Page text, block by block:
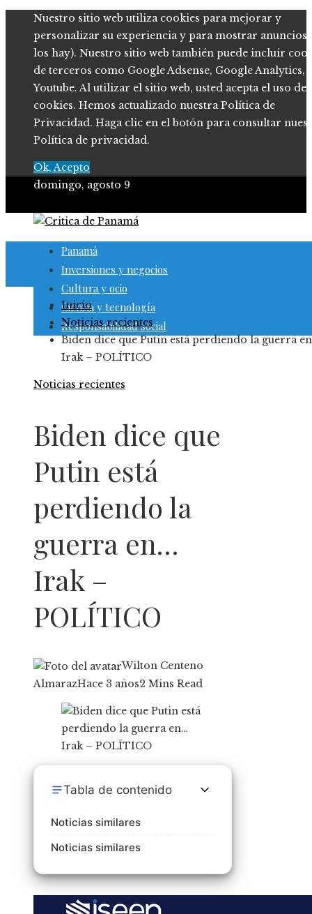
Nuestro sitio web utiliza cookies para mejorar y
personalizar su experiencia y para mostrar anuncios
los hay). Nuestro sitio web también puede incluir
de terceros como Google Adsense, Google Analytics,
Youtube. Al utilizar el sitio web, usted acepta el uso de
cookies. Hemos actualizado nuestra Política de
Privacidad. Haga clic en el botón para consultar
Política de privacidad.
Ok, Acepto
domingo, agosto 9
Panamá
Inversiones y negocios
Cultura y ocio
Ciencia y tecnología
Responsabilidad social
Inicio
Noticias recientes
Biden dice que Putin está perdiendo la guerra
Irak – POLÍTICO
Noticias recientes
Biden dice que
Putin está
perdiendo la
guerra en…
Irak –
POLÍTICO
Wilton Centeno
AlmarazHace 3 años2 Mins Read
Tabla de contenido
Noticias similares
Noticias similares